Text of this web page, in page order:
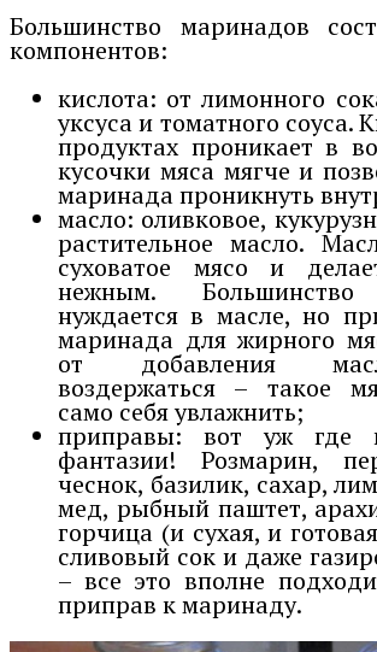
Большинство маринадов
компонентов:
кислота: от лимонного
уксуса и томатного соуса.
продуктах проникает в
кусочки мяса мягче и
маринада проникнуть
масло: оливковое,
растительное масло.
суховатое мясо и
нежным. Большинство
нуждается в масле, но
маринада для жирного
от добавления
воздержаться – такое
само себя увлажнить;
приправы: вот уж где
фантазии! Розмарин,
чеснок, базилик, сахар,
мед, рыбный паштет,
горчица (и сухая, и
сливовый сок и даже
– все это вполне
приправ к маринаду.